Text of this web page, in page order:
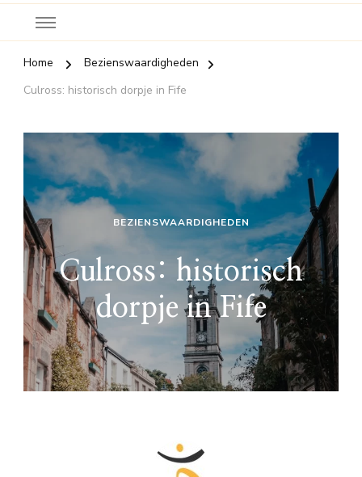
Home
Bezienswaardigheden
Culross: historisch dorpje in Fife
BEZIENSWAARDIGHEDEN
Culross: historisch
dorpje in Fife